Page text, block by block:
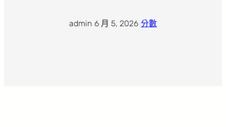
admin 6 月 5, 2026 分數